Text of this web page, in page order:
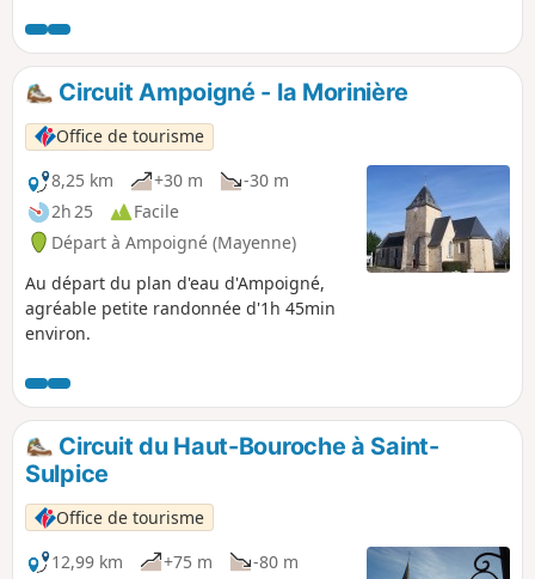
l'étonnant musée Robert Tatin.
Circuit Ampoigné - la Morinière
Office de tourisme
8,25 km
+30 m
-30 m
2h 25
Facile
Départ à Ampoigné (Mayenne)
Au départ du plan d'eau d'Ampoigné,
agréable petite randonnée d'1h 45min
environ.
Circuit du Haut-Bouroche à Saint-
Sulpice
Office de tourisme
12,99 km
+75 m
-80 m